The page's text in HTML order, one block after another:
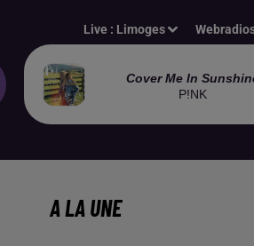
Live : Limoges
Cover Me In
P!NK
A LA UNE